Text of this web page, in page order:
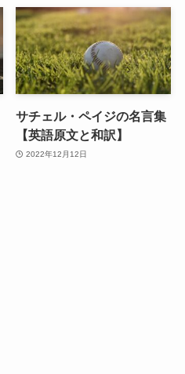
サチェル・ペイジの名言集
【英語原文と和訳】
2022年12月12日